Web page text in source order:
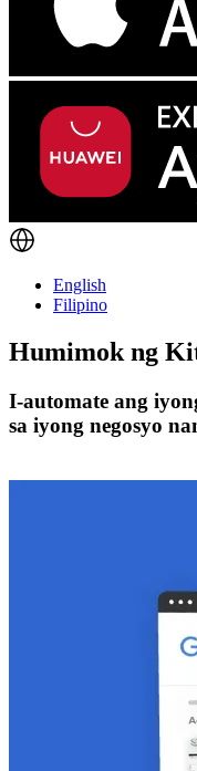
English
Filipino
Humimok ng
I-automate ang
sa iyong negosyo